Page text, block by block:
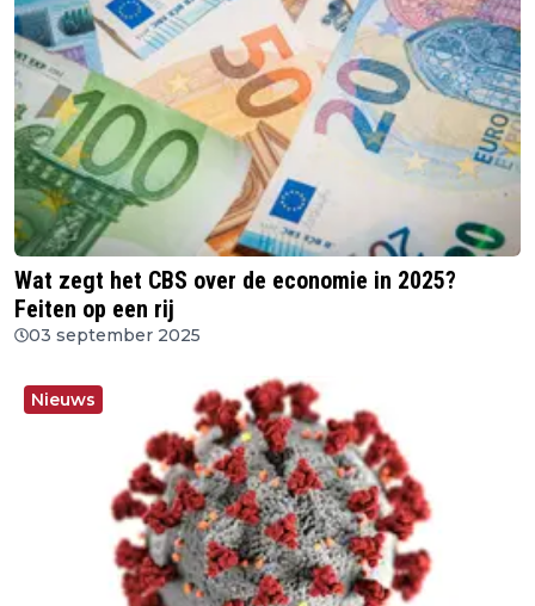
Wat zegt het CBS over de economie in 2025?
Feiten op een rij
03 september 2025
Nieuws